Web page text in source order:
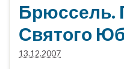
Брюссель.
Святого
13.12.2007